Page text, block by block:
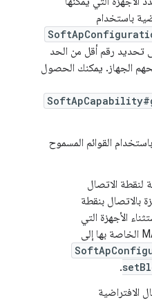
باستخدام
رقم أقل من الحد
الجهاز. يمكنك الحصول
القوائم المسموح
لنقطة الاتصال
بالاتصال بنقطة
الأجهزة التي
.
الافتراضية